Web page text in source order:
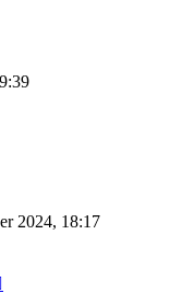
2024, 18:17